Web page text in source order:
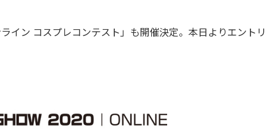
イン コスプレコンテスト」も開催決定。本日よりエント